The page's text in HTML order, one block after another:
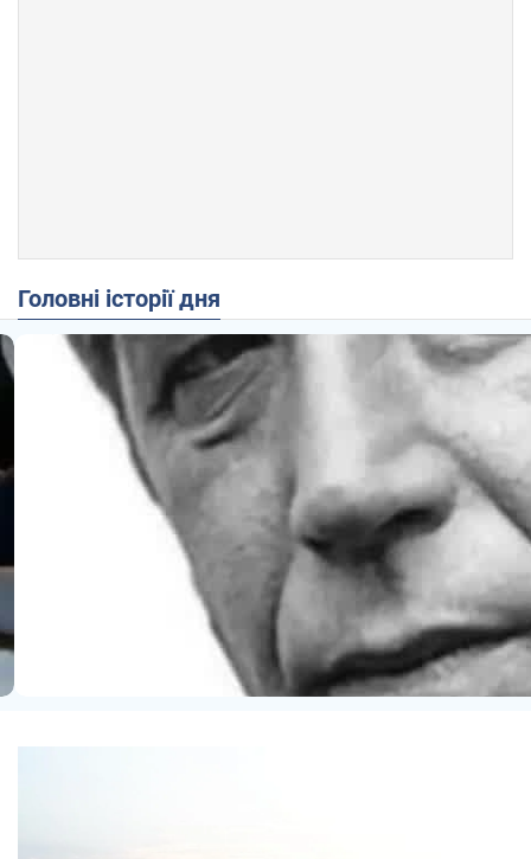
Головні історії дня